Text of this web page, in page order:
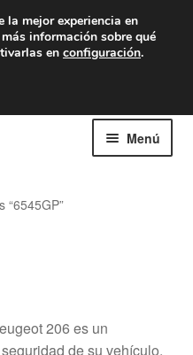
7 EUR
9 a. m. a 4 p. m.
Menú
“6545GP”
206 es un
de su vehículo.
la mejor experiencia en
información sobre qué
en configuración.